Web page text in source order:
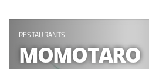
RESTAURANTS
MOMOTARO